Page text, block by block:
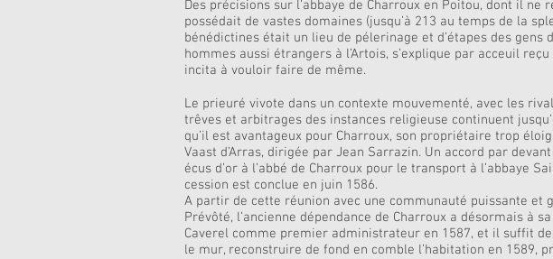
Des précisions sur l’abbaye de Charroux en Poitou, dont il
possédait de vastes domaines (jusqu’à 213 au temps de la
bénédictines était un lieu de pélerinage et d’étapes des
hommes aussi étrangers à l’Artois, s’explique par acceuil
incita à vouloir faire de même.
Le prieuré vivote dans un contexte mouvementé, avec les
trêves et arbitrages des instances religieuse continuent
qu’il est avantageux pour Charroux, son propriétaire trop
Vaast d’Arras, dirigée par Jean Sarrazin. Un accord par
écus d’or à l’abbé de Charroux pour le transport à l’abbaye
cession est conclue en juin 1586.
A partir de cette réunion avec une communauté puissante et
Prévôté, l’ancienne dépendance de Charroux a désormais à
Caverel comme premier administrateur en 1587, et il suffit
le mur, reconstruire de fond en comble l’habitation en 1589,